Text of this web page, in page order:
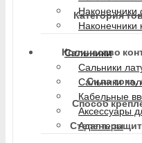
Наконечники
Наконечники
Сальники
Сальники
Сальники
Кабельные
Аксессуары
Адаптеры
Категория
Количество
Сила тока,
Способ
Степень